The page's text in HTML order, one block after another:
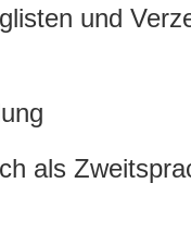
und
als